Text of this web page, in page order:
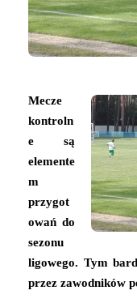
Mecze
kontroln
e są
elemente
m
przygot
owań do
sezonu
ligowego. Tym
przez zawodników